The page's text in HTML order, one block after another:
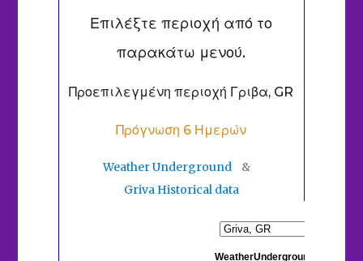
Επιλέξτε περιοχή από το
παρακάτω μενού.
Προεπιλεγμένη περιοχή Γριβα, GR
Πρόγνωση 6 Ημερών
Weather Underground&
Griva Historical data